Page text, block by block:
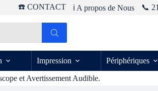
☎️ CONTACT ℹ️ A propos de Nous 📞
Impression Périphériques
et Avertissement Audible.